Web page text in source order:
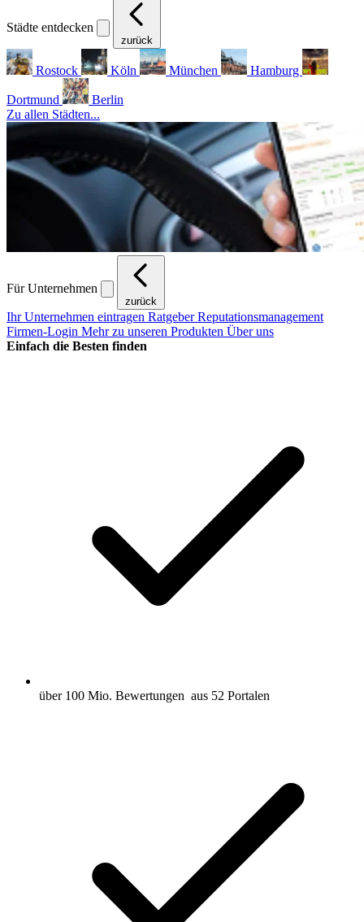
Städte entdecken
zurück
Rostock Köln München Hamburg
Dortmund
Berlin
Zu allen Städten...
Für Unternehmen
zurück
Ihr Unternehmen eintragen Ratgeber Reputationsmanagement
Firmen-Login Mehr zu unseren Produkten Über uns
Einfach die Besten finden
über 100 Mio. Bewertungen aus 52 Portalen